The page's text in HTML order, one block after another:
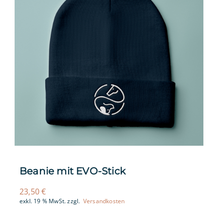
Beanie mit EVO-Stick
23,50€
exkl. 19 % MwSt. zzgl. Versandkosten